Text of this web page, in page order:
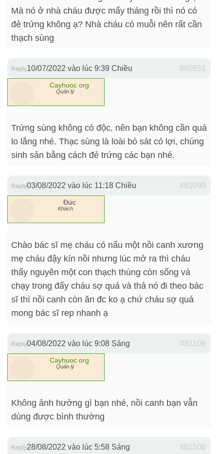
Mà nó ở nhà cháu được mấy tháng rồi thì nó có
đẻ trứng không ạ? Nhà cháu có muỗi nên rất cần
thạch sùng
10/07/2022 vào lúc 9:39 Chiều #80651
Reply
Cayhuoc org
Quản lý
Trứng sùng không có độc, nên bạn không cần quá
lo lắng nhé. Thạc sùng là loài bò sát có lợi, chúng
sinh sản bằng cách đẻ trứng các bạn nhé.
03/08/2022 vào lúc 11:18 Chiều #81099
Reply
Đức
Khách
Chào bác sĩ mẹ cháu có nấu một nồi canh xương
mẹ cháu đậy kín nồi nhưng lúc mở ra thì cháu
thấy nguyên một con thạch thùng còn sống và
chạy trong đấy cháu sợ quá và thả nó đi theo bác
sĩ thì nồi canh còn ăn đc ko ạ chứ cháu sợ quá
mong bác sĩ rep nhanh ạ
04/08/2022 vào lúc 9:08 Sáng #81106
Reply
Cayhuoc org
Quản lý
Không ảnh hưởng gì bạn nhé, nồi canh bạn vẫn
dùng được bình thường
28/08/2022 vào lúc 5:58 Sáng #81506
Reply